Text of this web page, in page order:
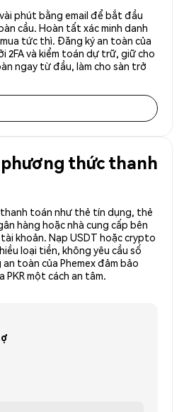
phút bằng email để bắt đầu
cầu. Hoàn tất xác minh danh
tức thì. Đăng ký an toàn của
2FA và kiểm toán dự trữ, giữ cho
ngay từ đầu, làm cho sàn trở
phương thức thanh
toán như thẻ tín dụng, thẻ
hàng hoặc nhà cung cấp bên
khoản. Nạp USDT hoặc crypto
loại tiền, không yêu cầu số
toàn của Phemex đảm bảo
PKR một cách an tâm.